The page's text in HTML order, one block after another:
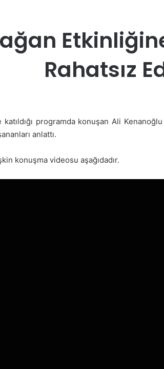
Rahatsız
katıldığı programda konuşan Ali
anlattı.
konuşma videosu aşağıdadır.